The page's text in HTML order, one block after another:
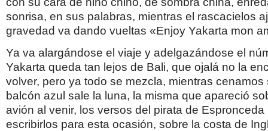
sonrisa, en sus palabras, mientras el rascacielos
gravedad va dando vueltas «Enjoy Yakarta mon
Ya va alargándose el viaje y adelgazándose el
Yakarta queda tan lejos de Bali, que ojalá no la
volver, pero ya todo se mezcla, mientras cenamos
balcón azul sale la luna, la misma que apareció
avión al venir, los versos del pirata de
escribirlos para esta ocasión, sobre la costa de